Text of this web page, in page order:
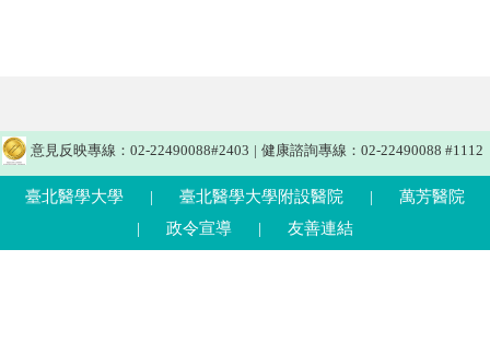
意見反映專線：02-22490088#2403 | 健康諮詢專線：02-22490088 #1112
臺北醫學大學 | 臺北醫學大學附設醫院 |
萬芳醫院
|
政令宣導 | 友善連結